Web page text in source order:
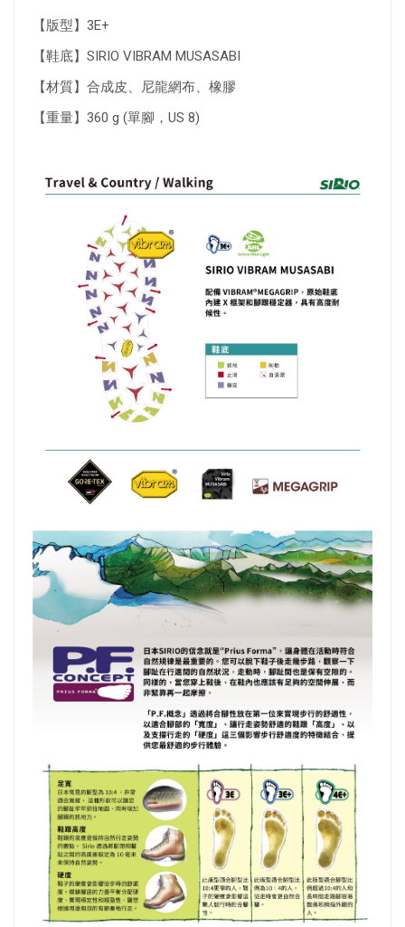
【版型】3E+
【鞋底】SIRIO VIBRAM MUSASABI
【材質】合成皮、尼龍網布、橡膠
【重量】360 g (單腳，US 8)